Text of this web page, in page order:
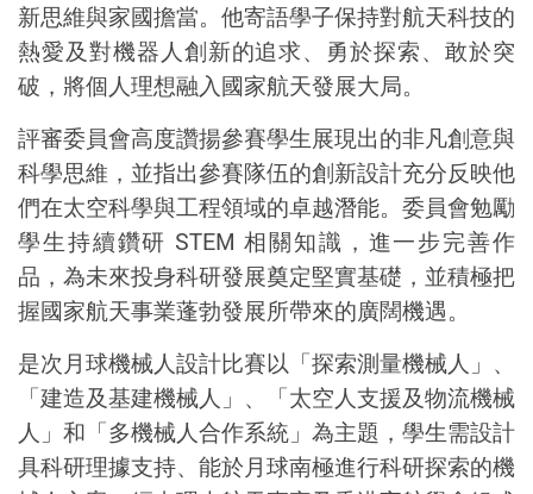
新思維與家國擔當。他寄語學子保持對航天科技的
熱愛及對機器人創新的追求、勇於探索、敢於突
破，將個人理想融入國家航天發展大局。
評審委員會高度讚揚參賽學生展現出的非凡創意與
科學思維，並指出參賽隊伍的創新設計充分反映他
們在太空科學與工程領域的卓越潛能。委員會勉勵
學生持續鑽研 STEM相關知識，進一步完善作
品，為未來投身科研發展奠定堅實基礎，並積極把
握國家航天事業蓬勃發展所帶來的廣闊機遇。
是次月球機械人設計比賽以「探索測量機械人 」、
「建造及基建機械人 」、「太空人支援及物流機械
人 」和「多機械人合作系統 」為主題，學生需設計
具科研理據支持、能於月球南極進行科研探索的機